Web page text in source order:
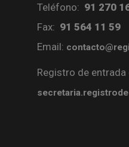
Teléfono: 91 270
Fax: 91 564 11 59
Email:
Registro de